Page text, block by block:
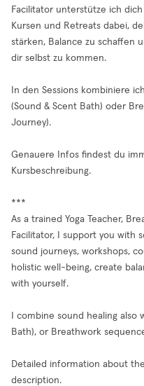
Facilitator unterstütze ich
Kursen und Retreats dabei,
stärken, Balance zu schaffen
dir selbst zu kommen.
In den Sessions kombiniere
(Sound & Scent Bath) oder
Journey).
Genauere Infos findest du
Kursbeschreibung.
***
As a trained Yoga Teacher,
Facilitator, I support you with
sound journeys, workshops,
holistic well-being, create
with yourself.
I combine sound healing also
Bath), or Breathwork
Detailed information about
description.